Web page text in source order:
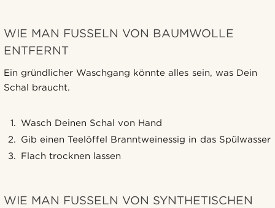
WIE MAN FUSSELN VON BAUMWOLLE
ENTFERNT
Ein gründlicher Waschgang könnte alles sein, was Dein
Schal braucht.
Wasch Deinen Schal von Hand
Gib einen Teelöffel Branntweinessig in das Spülwasser
Flach trocknen lassen
WIE MAN FUSSELN VON SYNTHETISCHEN